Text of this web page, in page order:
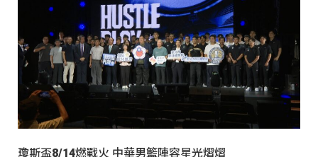
瓊斯盃8/14燃戰火 中華男籃陣容星光熠熠